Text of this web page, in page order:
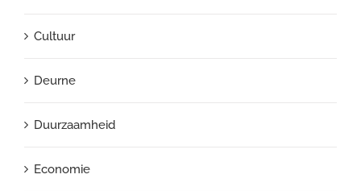
Cultuur
Deurne
Duurzaamheid
Economie